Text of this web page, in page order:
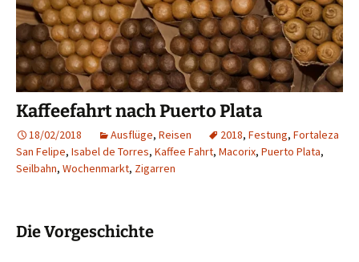
Kaffeefahrt nach Puerto Plata
18/02/2018 Ausflüge, Reisen 2018, Festung, Fortaleza
San Felipe, Isabel de Torres, Kaffee Fahrt, Macorix, Puerto Plata,
Seilbahn, Wochenmarkt, Zigarren
Die Vorgeschichte